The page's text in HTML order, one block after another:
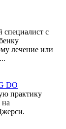
с
лечение или
DO
практику